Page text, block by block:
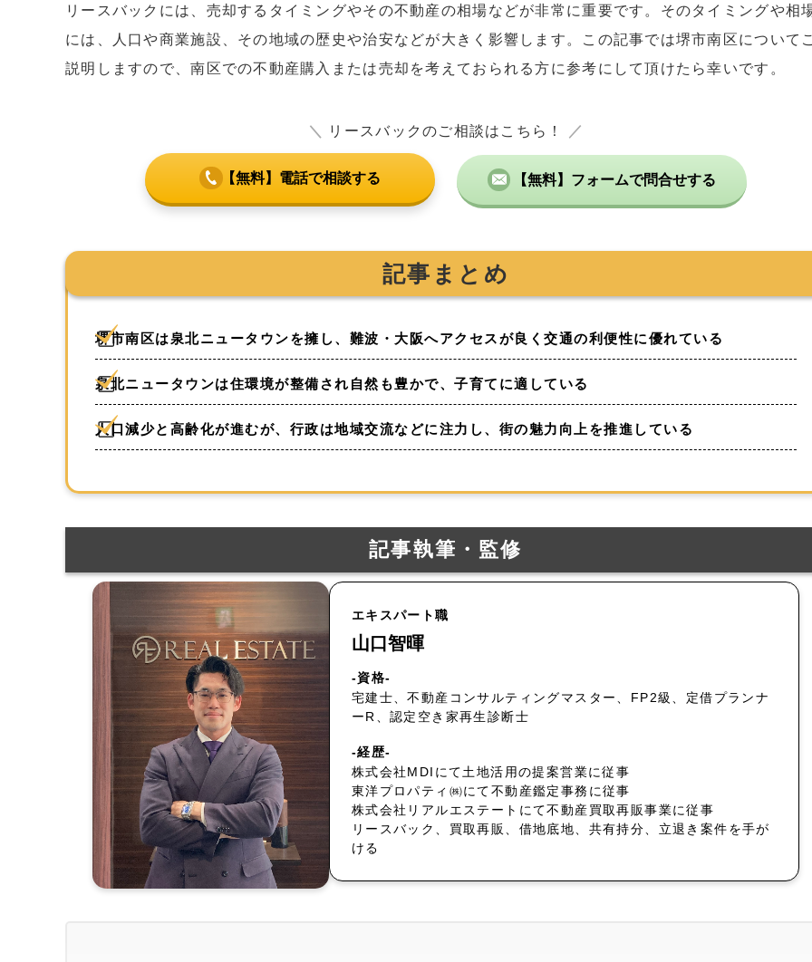
リースバックには、売却するタイミングやその不動産の相場などが非常に重要です。そのタイミングや相
には、人口や商業施設、その地域の歴史や治安などが大きく影響します。この記事では堺市南区について
説明しますので、南区での不動産購入または売却を考えておられる方に参考にして頂けたら幸いです。
＼ リースバックのご相談はこちら！ ／
【無料】電話で相談する 【無料】フォームで問合せする
記事まとめ
堺市南区は泉北ニュータウンを擁し、難波・大阪へアクセスが良く交通の利便性に優れている
泉北ニュータウンは住環境が整備され自然も豊かで、子育てに適している
人口減少と高齢化が進むが、行政は地域交流などに注力し、街の魅力向上を推進している
記事執筆・監修
エキスパート職
山口智暉
-資格-
宅建士、不動産コンサルティングマスター、FP2級、定借プランナ
ーR、認定空き家再生診断士
-経歴-
株式会社MDIにて土地活用の提案営業に従事
東洋プロパティ㈱にて不動産鑑定事務に従事
株式会社リアルエステートにて不動産買取再販事業に従事
リースバック、買取再販、借地底地、共有持分、立退き案件を手が
ける